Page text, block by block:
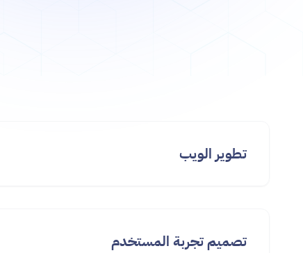
تطوير الويب
تصميم تجربة المستخدم